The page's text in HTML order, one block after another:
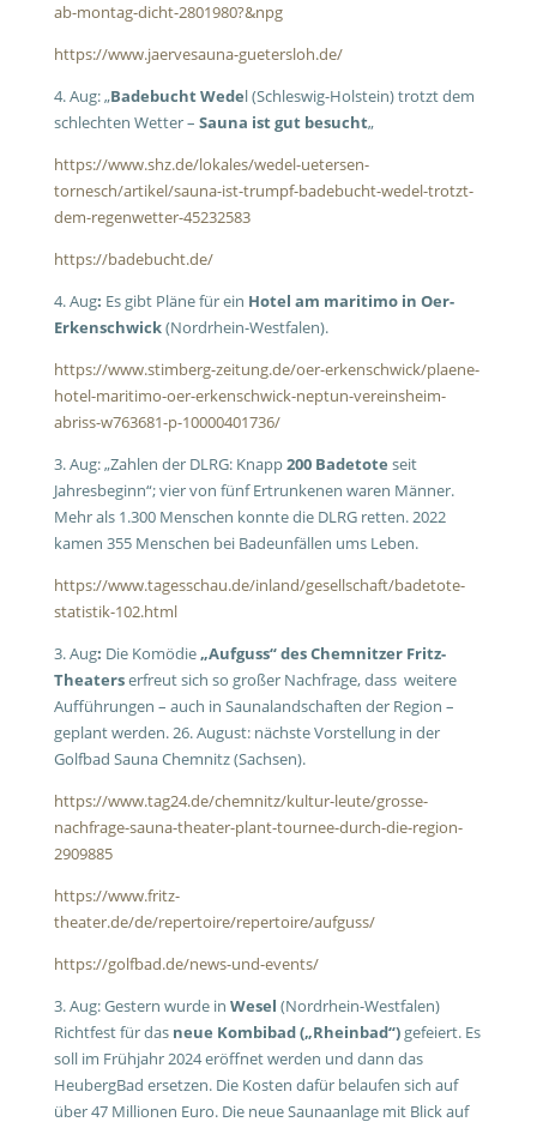
ab-montag-dicht-2801980?&npg
https://www.jaervesauna-guetersloh.de/
4. Aug: „Badebucht Wedel (Schleswig-Holstein) trotzt dem
schlechten Wetter – Sauna ist gut besucht„
https://www.shz.de/lokales/wedel-uetersen-
tornesch/artikel/sauna-ist-trumpf-badebucht-wedel-trotzt-
dem-regenwetter-45232583
https://badebucht.de/
4. Aug: Es gibt Pläne für ein Hotel am maritimo in Oer-
Erkenschwick(Nordrhein-Westfalen).
https://www.stimberg-zeitung.de/oer-erkenschwick/plaene-
hotel-maritimo-oer-erkenschwick-neptun-vereinsheim-
abriss-w763681-p-10000401736/
3. Aug: „Zahlen der DLRG: Knapp200 Badetote seit
Jahresbeginn“; vier von fünf Ertrunkenen waren Männer.
Mehr als 1.300 Menschen konnte die DLRG retten. 2022
kamen 355 Menschen bei Badeunfällen ums Leben.
https://www.tagesschau.de/inland/gesellschaft/badetote-
statistik-102.html
3. Aug: Die Komödie„Aufguss“ des Chemnitzer Fritz-
Theaterserfreut sich so großer Nachfrage, dass weitere
Aufführungen – auch in Saunalandschaften der Region –
geplant werden. 26. August: nächste Vorstellung in der
Golfbad Sauna Chemnitz (Sachsen).
https://www.tag24.de/chemnitz/kultur-leute/grosse-
nachfrage-sauna-theater-plant-tournee-durch-die-region-
2909885
https://www.fritz-
theater.de/de/repertoire/repertoire/aufguss/
https://golfbad.de/news-und-events/
3. Aug: Gestern wurde in Wesel (Nordrhein-Westfalen)
Richtfest für das neue Kombibad („Rheinbad“)gefeiert. Es
soll im Frühjahr 2024 eröffnet werden und dann das
HeubergBad ersetzen. Die Kosten dafür belaufen sich auf
über 47 Millionen Euro. Die neue Saunaanlage mit Blick auf